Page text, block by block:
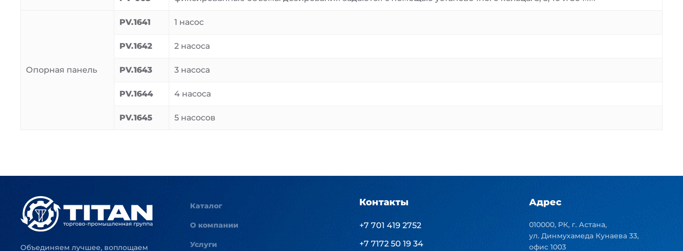
Опорная панель
PV.1641 1 насос
PV.1642 2 насоса
PV.1643 3 насоса
PV.1644 4 насоса
PV.1645 5 насосов
Объединяем лучшее, воплощаем
Каталог
О компании
Услуги
Контакты
+7 701 419 2752
+7 7172 50 19 34
Адрес
010000, РК, г. Астана,
ул. Динмухамеда Кунаева 33,
офис 1003